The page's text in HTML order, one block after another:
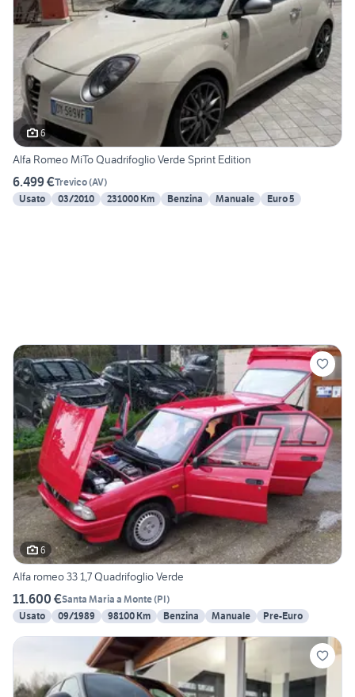
6
Alfa Romeo MiTo Quadrifoglio Verde Sprint Edition
6.499 €Trevico(AV)
Usato
03/2010 231000 Km Benzina Manuale Euro 5
6
Alfa romeo 33 1,7 Quadrifoglio Verde
11.600 €Santa Maria a Monte(PI)
Usato
09/1989 98100 Km Benzina Manuale Pre-Euro